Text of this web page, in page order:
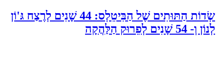
שְׂדוֹת הַתּוּתִים שֶׁל הַבִּיטֵלְס: 44 שָׁנִים לְרֶצַח גּ'וֹן
לְנוֹן וְ- 54 שָׁנִים לְפֵרוּק הַלַּהֲקָה